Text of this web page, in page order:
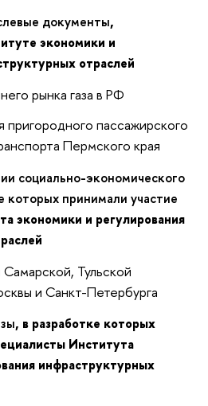
документы,
экономики и
отраслей
рынка газа в РФ
пригородного пассажирского
Пермского края
социально-экономического
которых принимали участие
экономики и регулирования
Тульской
и Санкт-Петербурга
, в разработке которых
Института
инфраструктурных